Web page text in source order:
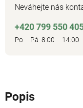
Neváhejte nás
+420 799 550
Po – Pá 8:00 – 14:00
Popis